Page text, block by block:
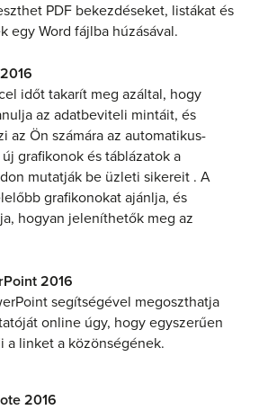
PDF bekezdéseket, listákat és
egy Word fájlba húzásával.
időt takarít meg azáltal, hogy
az adatbeviteli mintáit, és
az Ön számára az automatikus-
grafikonok és táblázatok a
mutatják be üzleti sikereit . A
grafikonokat ajánlja, és
hogyan jeleníthetők meg az
2016
segítségével megoszthatja
online úgy, hogy egyszerűen
a linket a közönségének.
2016